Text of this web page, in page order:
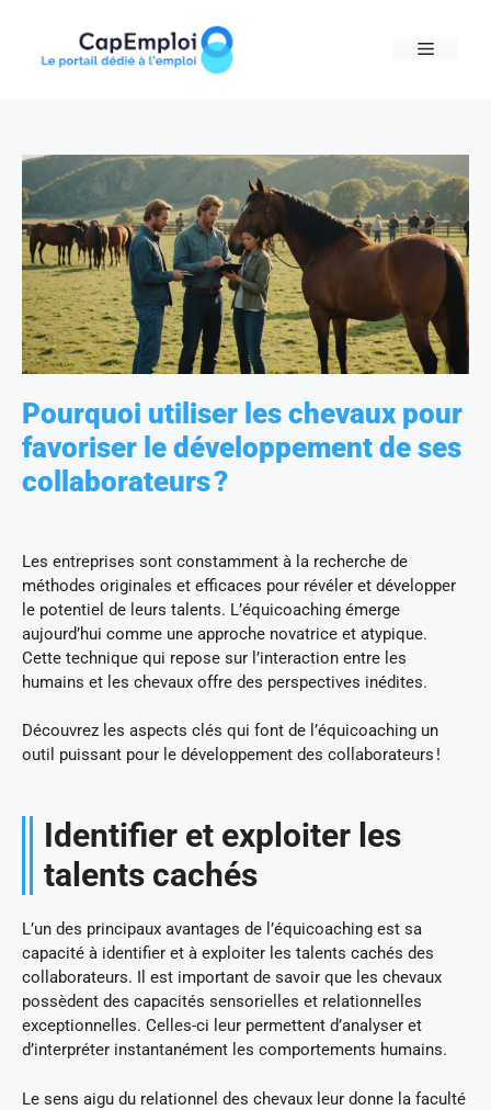
content
MENU
Pourquoi utiliser les chevaux pour
favoriser le développement de ses
collaborateurs ?
Les entreprises sont constamment à la recherche de
méthodes originales et efficaces pour révéler et développer
le potentiel de leurs talents. L’équicoaching émerge
aujourd’hui comme une approche novatrice et atypique.
Cette technique qui repose sur l’interaction entre les
humains et les chevaux offre des perspectives inédites.
Découvrez les aspects clés qui font de l’équicoaching un
outil puissant pour le développement des collaborateurs !
Identifier et exploiter les
talents cachés
L’un des principaux avantages de l’équicoaching est sa
capacité à identifier et à exploiter les talents cachés des
collaborateurs. Il est important de savoir que les chevaux
possèdent des capacités sensorielles et relationnelles
exceptionnelles. Celles-ci leur permettent d’analyser et
d’interpréter instantanément les comportements humains.
Le sens aigu du relationnel des chevaux leur donne la faculté